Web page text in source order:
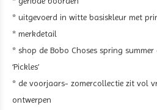
* uitgevoerd in witte basiskleur met
* merkdetail
* shop de Bobo Choses spring
‘Pickles’
* de voorjaars- zomercollectie zit vol
ontwerpen